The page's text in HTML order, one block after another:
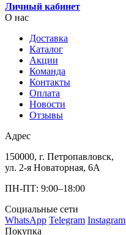
Личный кабинет
О нас
Доставка
Каталог
Акции
Команда
Контакты
Оплата
Новости
Отзывы
Адрес
150000, г. Петропавловск,
ул. 2-я Новаторная, 6А
ПН-ПТ: 9:00–18:00
Социальные сети
WhatsApp Telegram Instagram
Покупка